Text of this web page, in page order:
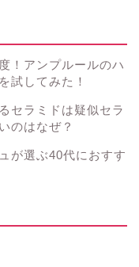
！アンプルールのハ
試してみた！
セラミドは疑似セラ
のはなぜ？
が選ぶ40代におすす